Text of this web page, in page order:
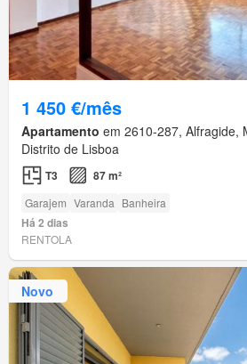
1 450 €/mês
Apartamento em 2610-287, Alfragide,
Distrito de Lisboa
T3 87 m²
Garajem Varanda Banheira
Há 2 dias
RENTOLA
Novo